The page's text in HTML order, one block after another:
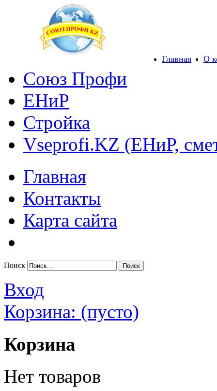
Главная О
Союз Профи
ЕНиР
Стройка
Vseprofi.KZ (ЕНиР,
Главная
Контакты
Карта сайта
Поиск
Вход
Корзина: (пусто)
Корзина
Нет товаров